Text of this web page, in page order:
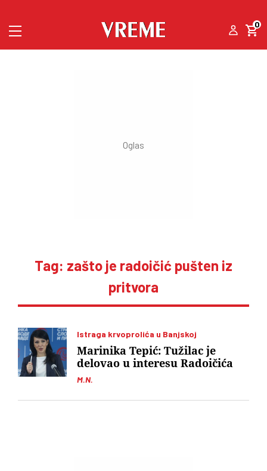
0
Tag: zašto je radoičić pušten iz
pritvora
Istraga krvoprolića u Banjskoj
M.N.
Marinika Tepić: Tužilac je
delovao u interesu Radoičića